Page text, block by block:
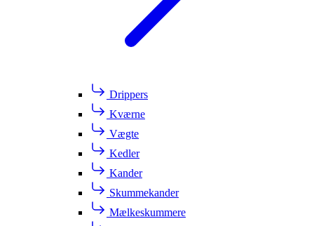
Drippers
Kværne
Vægte
Kedler
Kander
Skummekander
Mælkeskummere